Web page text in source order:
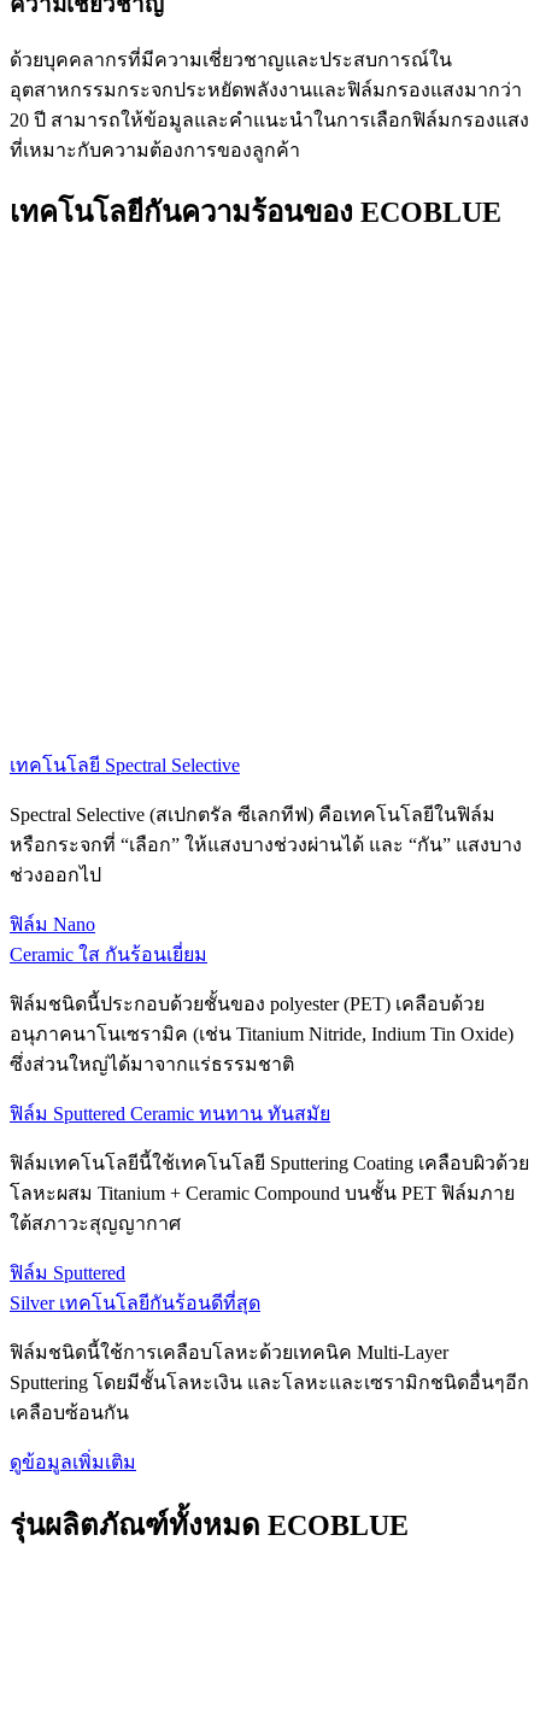
ด้วยบุคคลากรที่มีความเชี่ยวชาญและประสบการณ์ใน
อุตสาหกรรมกระจกประหยัดพลังงานและฟิล์มกรองแสงมากว่า
20 ปี สามารถให้ข้อมูลและคำแนะนำในการเลือกฟิล์มกรองแสง
ที่เหมาะกับความต้องการของลูกค้า
เทคโนโลยีกันความร้อนของ ECOBLUE
เทคโนโลยี Spectral Selective
Spectral Selective (สเปกตรัล ซีเลกทีฟ) คือเทคโนโลยีในฟิล์ม
หรือกระจกที่ “เลือก” ให้แสงบางช่วงผ่านได้ และ “กัน” แสงบาง
ช่วงออกไป
ฟิล์ม Nano
Ceramic ใส กันร้อนเยี่ยม
ฟิล์มชนิดนี้ประกอบด้วยชั้นของ polyester (PET) เคลือบด้วย
อนุภาคนาโนเซรามิค (เช่น Titanium Nitride, Indium Tin Oxide)
ซึ่งส่วนใหญ่ได้มาจากแร่ธรรมชาติ
ฟิล์ม Sputtered Ceramic ทนทาน ทันสมัย
ฟิล์มเทคโนโลยีนี้ใช้เทคโนโลยี Sputtering Coating เคลือบผิวด้วย
โลหะผสม Titanium + Ceramic Compound บนชั้น PET ฟิล์มภาย
ใต้สภาวะสุญญากาศ
ฟิล์ม Sputtered
Silver เทคโนโลยีกันร้อนดีที่สุด
ฟิล์มชนิดนี้ใช้การเคลือบโลหะด้วยเทคนิค Multi-Layer
Sputtering โดยมีชั้นโลหะเงิน และโลหะและเซรามิกชนิดอื่นๆอีก
เคลือบซ้อนกัน
ดูข้อมูลเพิ่มเติม
รุ่นผลิตภัณฑ์ทั้งหมด ECOBLUE